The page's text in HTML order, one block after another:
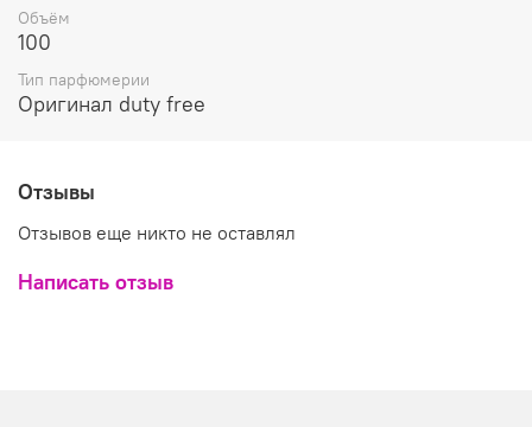
Объём
100
Тип парфюмерии
Оригинал duty free
Отзывы
Отзывов еще никто не оставлял
Написать отзыв